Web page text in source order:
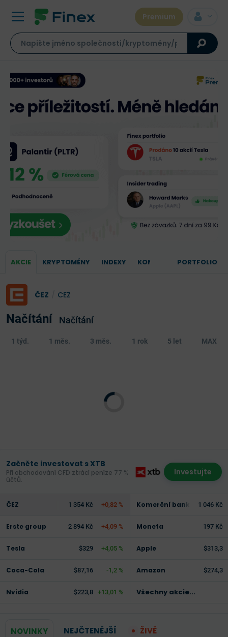
Premium
AKCIE KRYPTOMĚNY INDEXY KOMODITY PORTFOLIO
ČEZ CEZ
Načítání Načítání
1 týd. 1 měs. 3 měs. 1 rok 5 let MAX
Začněte investovat s XTB
Při obchodování CFD ztrácí peníze 77 %
účtů.
Investujte
ČEZ 1 354 Kč +0,82 % Komerční banka 1 046 Kč
Erste group 2 894 Kč +4,09 % Moneta 197 Kč
Tesla $329 +4,05 % Apple $313,3
Coca-Cola $87,16 -1,2 % Amazon $274,3
Nvidia $223,8 +13,01 % Všechny akcie...
NOVINKY NEJČTENĚJŠÍ ŽIVĚ